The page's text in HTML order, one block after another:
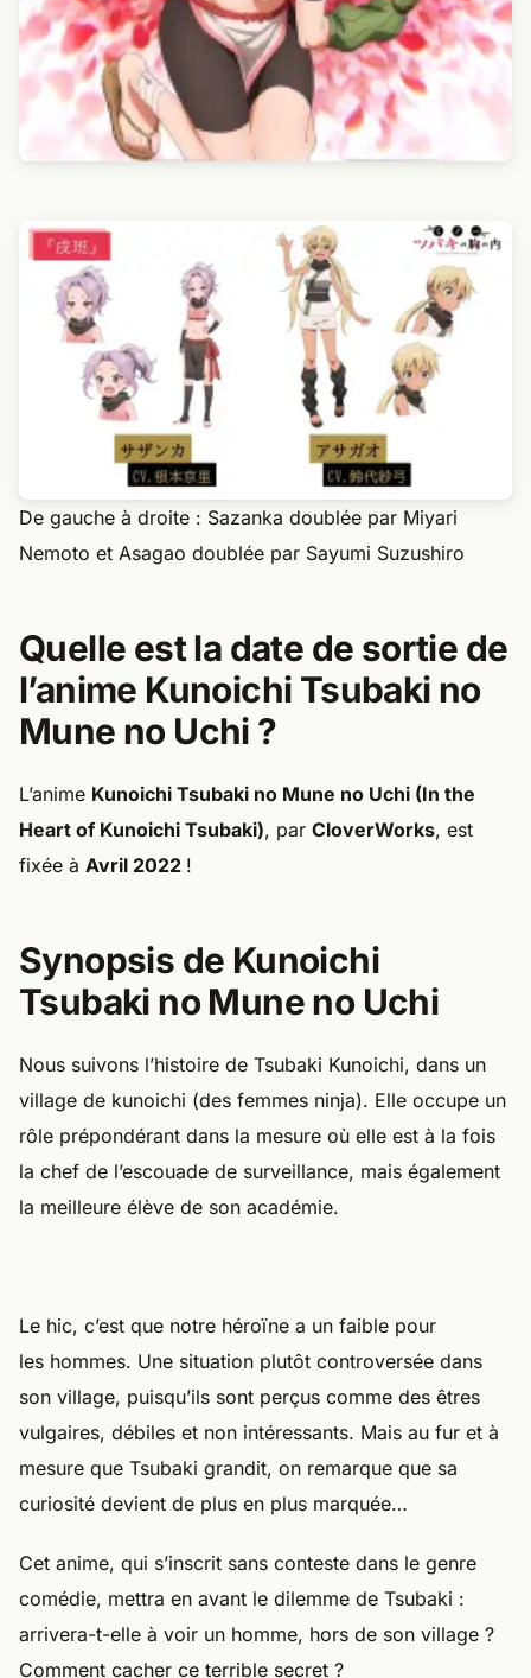
De gauche à droite : Sazanka doublée par Miyari
Nemoto et Asagao doublée par Sayumi Suzushiro
Quelle est la date de sortie de
l’anime Kunoichi Tsubaki no
Mune no Uchi ?
L’anime Kunoichi Tsubaki no Mune no Uchi (In the
Heart of Kunoichi Tsubaki), par CloverWorks, est
fixée à Avril 2022 !
Synopsis de Kunoichi
Tsubaki no Mune no Uchi
Nous suivons l’histoire de Tsubaki Kunoichi, dans un
village de kunoichi (des femmes ninja). Elle occupe un
rôle prépondérant dans la mesure où elle est à la fois
la chef de l’escouade de surveillance, mais également
la meilleure élève de son académie.
Le hic, c’est que notre héroïne a un faible pour
les hommes. Une situation plutôt controversée dans
son village, puisqu’ils sont perçus comme des êtres
vulgaires, débiles et non intéressants. Mais au fur et à
mesure que Tsubaki grandit, on remarque que sa
curiosité devient de plus en plus marquée…
Cet anime, qui s’inscrit sans conteste dans le genre
comédie, mettra en avant le dilemme de Tsubaki :
arrivera-t-elle à voir un homme, hors de son village ?
Comment cacher ce terrible secret ?